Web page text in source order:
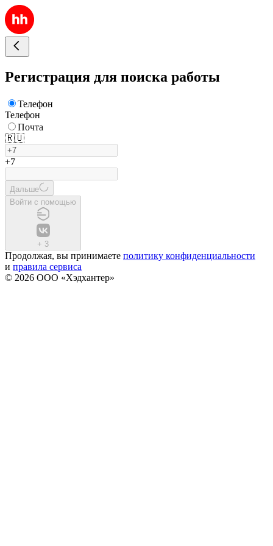
Регистрация для поиска работы
Телефон
Телефон
Почта
🇷🇺
+7
Дальше
Войти с помощью
+ 3
Продолжая, вы принимаете политику конфиденциальности
и правила сервиса
© 2026 ООО «Хэдхантер»